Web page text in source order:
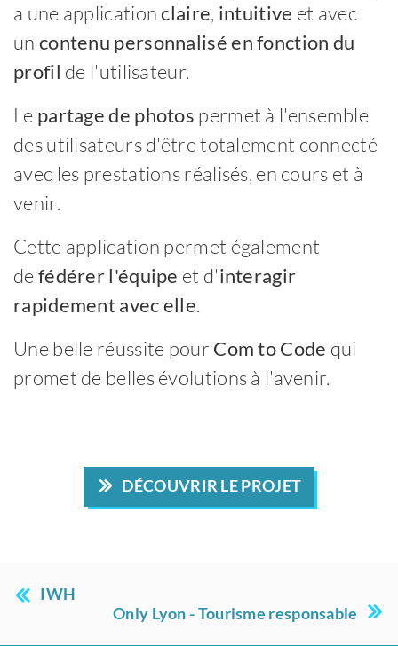
a une applicationclaire, intuitive et avec
un contenu personnalisé en fonction du
profil de l'utilisateur.
Le partage de photos permet à l'ensemble
des utilisateurs d'être totalement connecté
avec les prestations réalisés, en cours et à
venir.
Cette application permet également
defédérer l'équipe et d'interagir
rapidement avec elle.
Une belle réussite pour Com to Code qui
promet de belles évolutions à l'avenir.
DÉCOUVRIR LE PROJET
IWH
Only Lyon - Tourisme responsable